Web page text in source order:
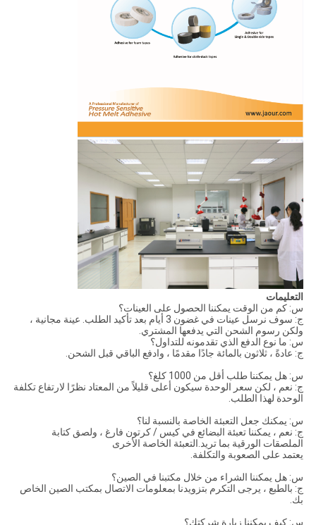
التعليمات
س: كم من الوقت يمكننا الحصول على العينات؟
ج: سوف نرسل عينات في غضون 3 أيام بعد تأكيد الطلب. عينة مجانية ،
ولكن رسوم الشحن التي يدفعها المشتري.
س: ما نوع الدفع الذي تقدمونه للتداول؟
ج: عادةً ، ثلاثون بالمائة جادًا مقدمًا ، وادفع الباقي قبل الشحن.
س: هل يمكننا طلب أقل من 1000 كلغ؟
ج: نعم ، لكن سعر الوحدة سيكون أعلى قليلاً من المعتاد نظرًا لارتفاع تكلفة
الوحدة لهذا الطلب.
س: يمكنك جعل التعبئة الخاصة بالنسبة لنا؟
ج: نعم ، يمكننا تعبئة البضائع في كيس / كرتون فارغ ، ولصق كتابة
الملصقات الورقية بما تريد.التعبئة الخاصة الأخرى
يعتمد على الصعوبة والتكلفة.
س: هل يمكننا الشراء من خلال مكتبنا في الصين؟
ج: بالطبع ، يرجى التكرم بتزويدنا بمعلومات الاتصال بمكتب الصين الخاص
بك.
س: كيف يمكننا زيارة شركتك؟